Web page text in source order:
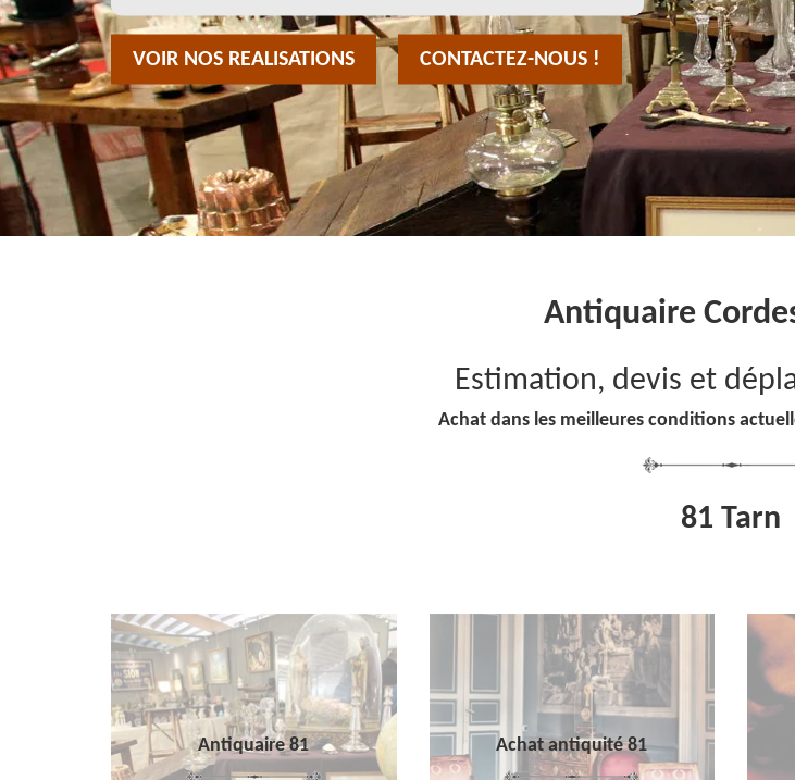
VOIR NOS REALISATIONS CONTACTEZ-NOUS !
Antiquaire
Estimation, devis et
Achat dans les meilleures conditions
81 Tarn
Antiquaire 81 Achat antiquité 81